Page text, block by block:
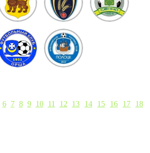
6 7 8 9 10 11 12 13 14 15 16 17 18